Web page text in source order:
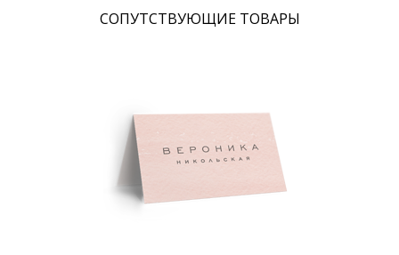
CОПУТСТВУЮЩИЕ ТОВАРЫ